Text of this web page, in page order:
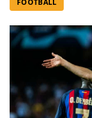
FOOTBALL